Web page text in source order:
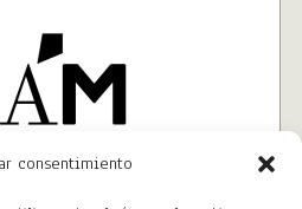
consentimiento